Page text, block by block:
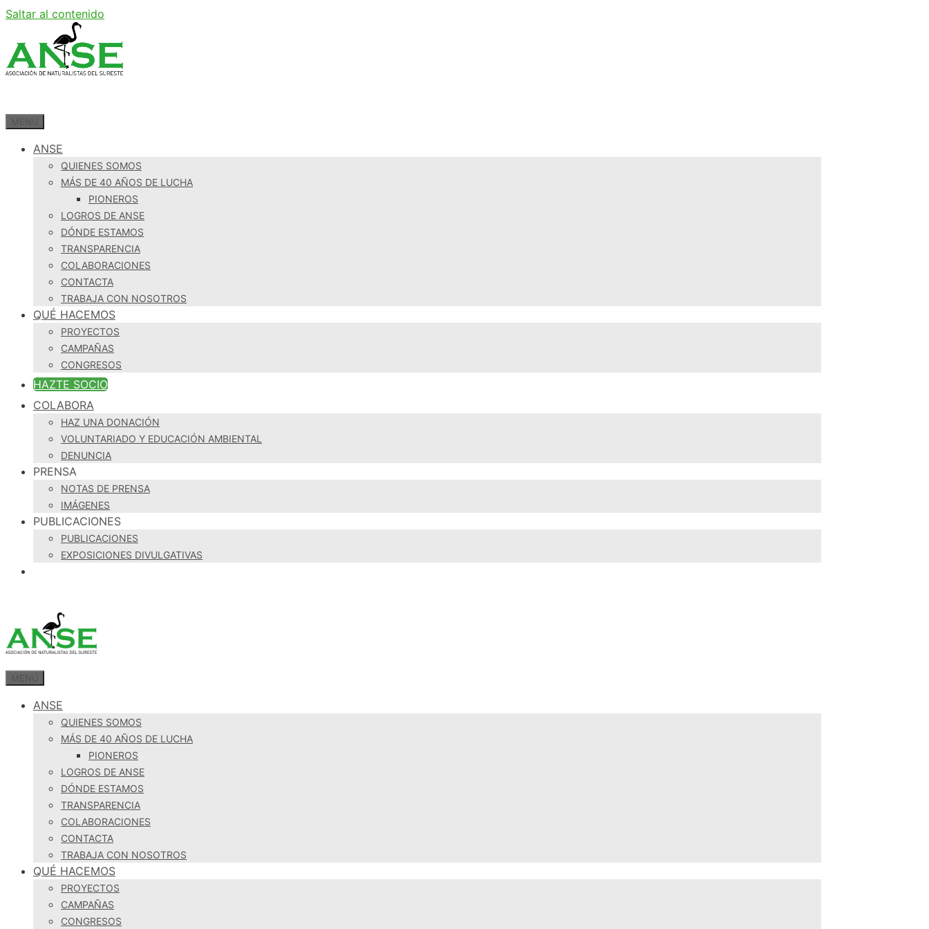
Saltar al contenido
ANSE
QUIENES SOMOS
MÁS DE 40 AÑOS DE LUCHA
PIONEROS
LOGROS DE ANSE
DÓNDE ESTAMOS
TRANSPARENCIA
COLABORACIONES
CONTACTA
TRABAJA CON NOSOTROS
QUÉ HACEMOS
PROYECTOS
CAMPAÑAS
CONGRESOS
HAZTE SOCIO
COLABORA
HAZ UNA DONACIÓN
VOLUNTARIADO Y EDUCACIÓN AMBIENTAL
DENUNCIA
PRENSA
NOTAS DE PRENSA
IMÁGENES
PUBLICACIONES
PUBLICACIONES
EXPOSICIONES DIVULGATIVAS
ANSE
QUIENES SOMOS
MÁS DE 40 AÑOS DE LUCHA
PIONEROS
LOGROS DE ANSE
DÓNDE ESTAMOS
TRANSPARENCIA
COLABORACIONES
CONTACTA
TRABAJA CON NOSOTROS
QUÉ HACEMOS
PROYECTOS
CAMPAÑAS
CONGRESOS